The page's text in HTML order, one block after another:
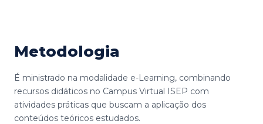
Metodologia
É ministrado na modalidade e-Learning, combinando
recursos didáticos no Campus Virtual ISEP com
atividades práticas que buscam a aplicação dos
conteúdos teóricos estudados.